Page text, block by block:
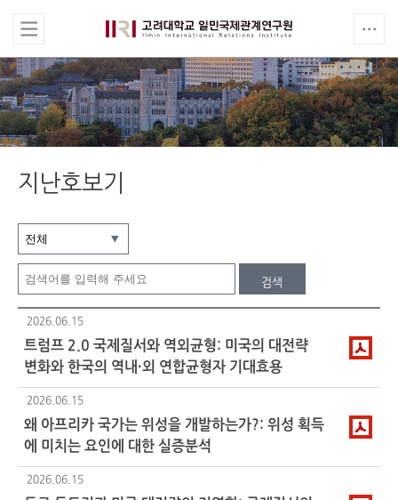
지난호보기
검색
2026.06.15
트럼프 2.0 국제질서와 역외균형: 미국의 대전략
변화와 한국의 역내·외 연합균형자 기대효용
2026.06.15
왜 아프리카 국가는 위성을 개발하는가?: 위성 획득
에 미치는 요인에 대한 실증분석
2026.06.15